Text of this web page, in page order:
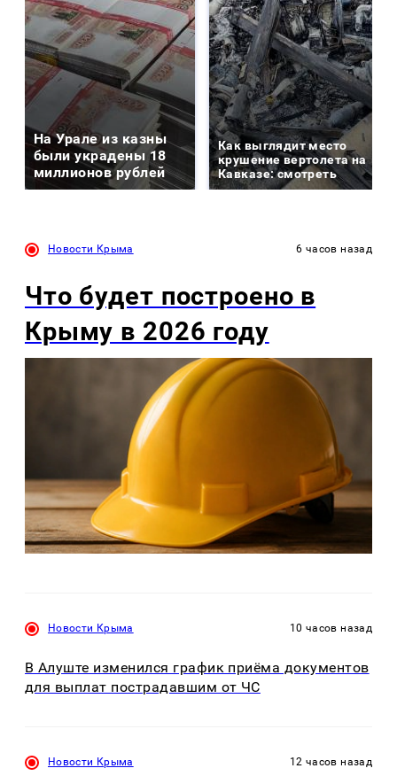
На Урале из казны
были украдены 18
миллионов рублей
Как выглядит место
крушение вертолета на
Кавказе: смотреть
Новости Крыма 6 часов назад
Что будет построено в
Крыму в 2026 году
Новости Крыма 10 часов назад
В Алуште изменился график приёма документов
для выплат пострадавшим от ЧС
Новости Крыма 12 часов назад